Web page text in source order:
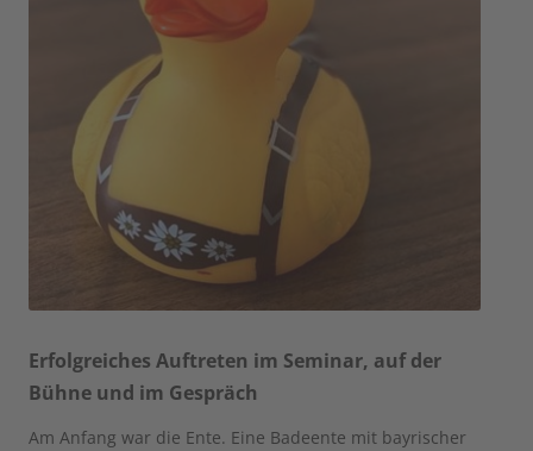
Erfolgreiches Auftreten im Seminar, auf der
Bühne und im Gespräch
Am Anfang war die Ente. Eine Badeente mit bayrischer